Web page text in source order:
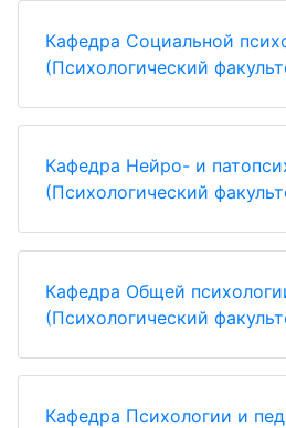
Кафедра Социальной
(Психологический
Кафедра Нейро- и
(Психологический
Кафедра Общей
(Психологический
Кафедра Психологии и